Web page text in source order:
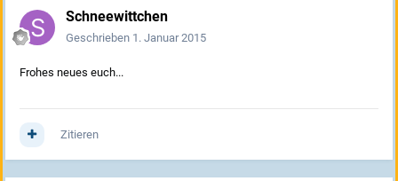
Schneewittchen
Geschrieben 1. Januar 2015
Frohes neues euch...
Zitieren